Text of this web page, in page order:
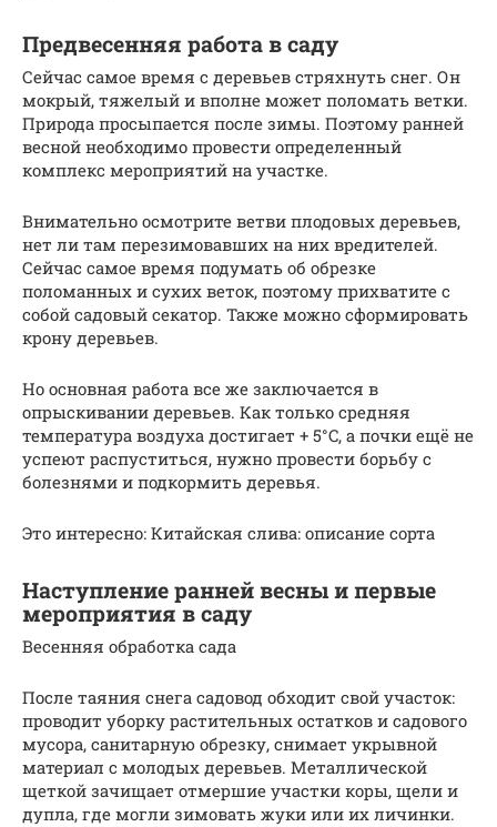
Предвесенняя работа в саду
Сейчас самое время с деревьев стряхнуть снег. Он
мокрый, тяжелый и вполне может поломать ветки.
Природа просыпается после зимы. Поэтому ранней
весной необходимо провести определенный
комплекс мероприятий на участке.
Внимательно осмотрите ветви плодовых деревьев,
нет ли там перезимовавших на них вредителей.
Сейчас самое время подумать об обрезке
поломанных и сухих веток, поэтому прихватите с
собой садовый секатор. Также можно сформировать
крону деревьев.
Но основная работа все же заключается в
опрыскивании деревьев. Как только средняя
температура воздуха достигает + 5°C, а почки ещё не
успеют распуститься, нужно провести борьбу с
болезнями и подкормить деревья.
Это интересно: Китайская слива: описание сорта
Наступление ранней весны и первые
мероприятия в саду
Весенняя обработка сада
После таяния снега садовод обходит свой участок:
проводит уборку растительных остатков и садового
мусора, санитарную обрезку, снимает укрывной
материал с молодых деревьев. Металлической
щеткой зачищает отмершие участки коры, щели и
дупла, где могли зимовать жуки или их личинки.